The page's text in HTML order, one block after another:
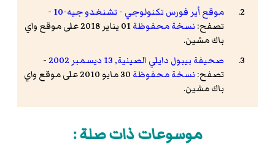
موقع أير فورس تكنولوجي - تشنغدو جيه-10
-
تصفح: نسخة محفوظة
01 يناير 2018 على موقع واي
باك مشين.
صحيفة بيبول دايلي الصينية, 13 ديسمبر 2002
-
تصفح: نسخة محفوظة
30 مايو 2010 على موقع واي
باك مشين.
موسوعات ذات صلة :